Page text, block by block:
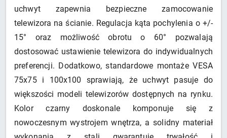
uchwyt zapewnia bezpieczne zamocowanie
telewizora na ścianie. Regulacja kąta pochylenia o +/-
15° oraz możliwość obrotu o 60° pozwalają
dostosować ustawienie telewizora do indywidualnych
preferencji. Dodatkowo, standardowe montaże VESA
75x75 i 100x100 sprawiają, że uchwyt pasuje do
większości modeli telewizorów dostępnych na rynku.
Kolor czarny doskonale komponuje się z
nowoczesnym wystrojem wnętrza, a solidny materiał